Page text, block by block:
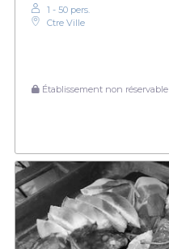
1 - 50 pers.
Ctre Ville
Établissement non réservable